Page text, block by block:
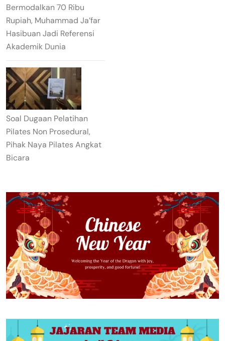
Bermodalkan 70 Ribu
Rupiah, Muhammad Ja’far
Hasibuan Jadi Referensi
Akademik Dunia
Soal Dugaan Pelatihan
Pilates Non Prosedural,
Pihak Naya Pilates Angkat
Bicara